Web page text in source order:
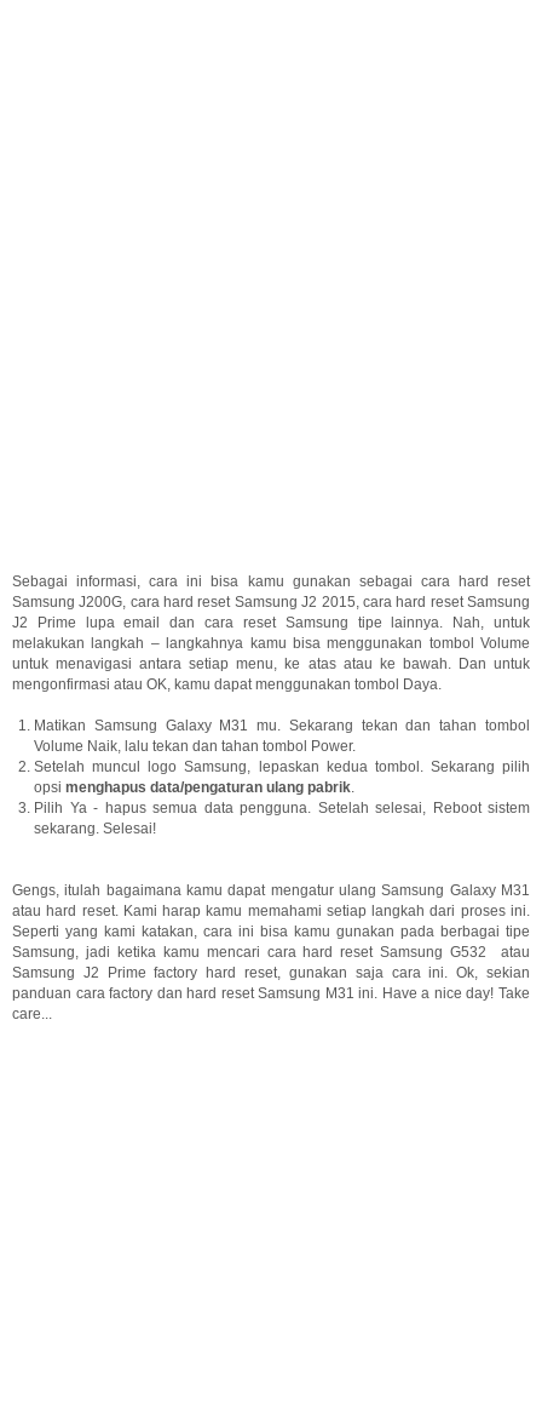
Sebagai informasi, cara ini bisa kamu gunakan sebagai cara hard reset
Samsung J200G, cara hard reset Samsung J2 2015, cara hard reset Samsung
J2 Prime lupa email dan cara reset Samsung tipe lainnya. Nah, untuk
melakukan langkah – langkahnya kamu bisa menggunakan tombol Volume
untuk menavigasi antara setiap menu, ke atas atau ke bawah. Dan untuk
mengonfirmasi atau OK, kamu dapat menggunakan tombol Daya.
Matikan Samsung Galaxy M31 mu. Sekarang tekan dan tahan tombol
Volume Naik, lalu tekan dan tahan tombol Power.
Setelah muncul logo Samsung, lepaskan kedua tombol. Sekarang pilih
opsi menghapus data/pengaturan ulang pabrik
Pilih Ya - hapus semua data pengguna. Setelah selesai, Reboot sistem
sekarang. Selesai!
Gengs, itulah bagaimana kamu dapat mengatur ulang Samsung Galaxy M31
atau hard reset. Kami harap kamu memahami setiap langkah dari proses ini.
Seperti yang kami katakan, cara ini bisa kamu gunakan pada berbagai tipe
Samsung, jadi ketika kamu mencari cara hard reset Samsung G532 atau
Samsung J2 Prime factory hard reset, gunakan saja cara ini. Ok, sekian
panduan cara factory dan hard reset Samsung M31 ini. Have a nice day! Take
care...